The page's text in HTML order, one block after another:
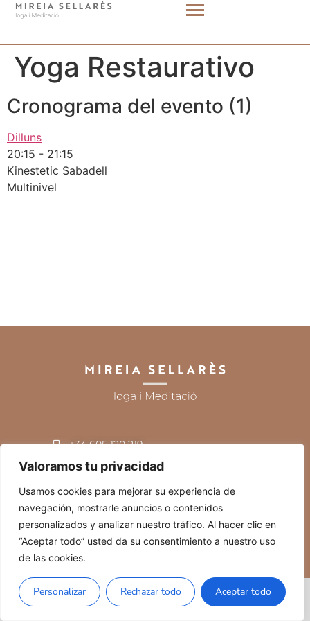
Valoramos tu privacidad
Usamos cookies para mejorar su experiencia de
navegación, mostrarle anuncios o contenidos
personalizados y analizar nuestro tráfico. Al hacer clic en
“Aceptar todo” usted da su consentimiento a nuestro uso
de las cookies.
Personalizar Rechazar todo Aceptar todo
Yoga Restaurativo
Cronograma del evento (1)
Dilluns
20:15 - 21:15
Kinestetic Sabadell
Multinivel
+34 605 120 219
miresellares@gmail.com
Política de privacidad Política de cookies Accesibilidad